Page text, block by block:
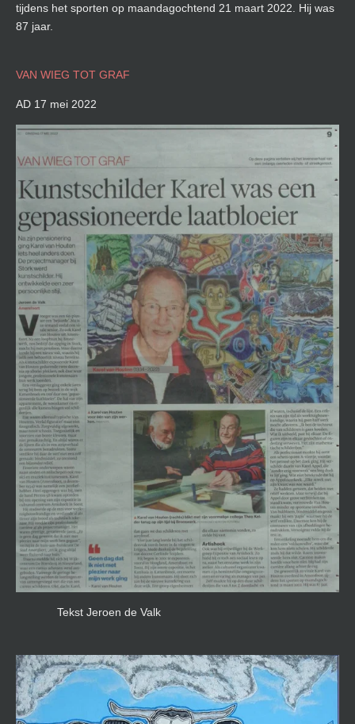
tijdens het sporten op maandagochtend 21 maart 2022. Hij was
87 jaar.
VAN WIEG TOT GRAF
AD 17 mei 2022
Tekst Jeroen de Valk